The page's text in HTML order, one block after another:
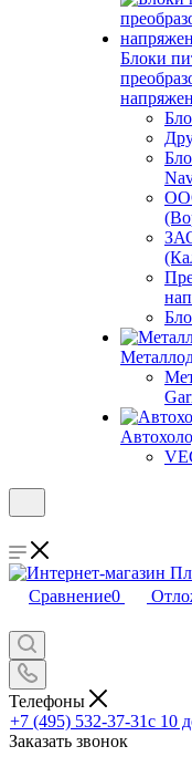
Блоки
Сравнение0
Телефоны
+7 (495) 532-37-31с 10
Заказать звонок